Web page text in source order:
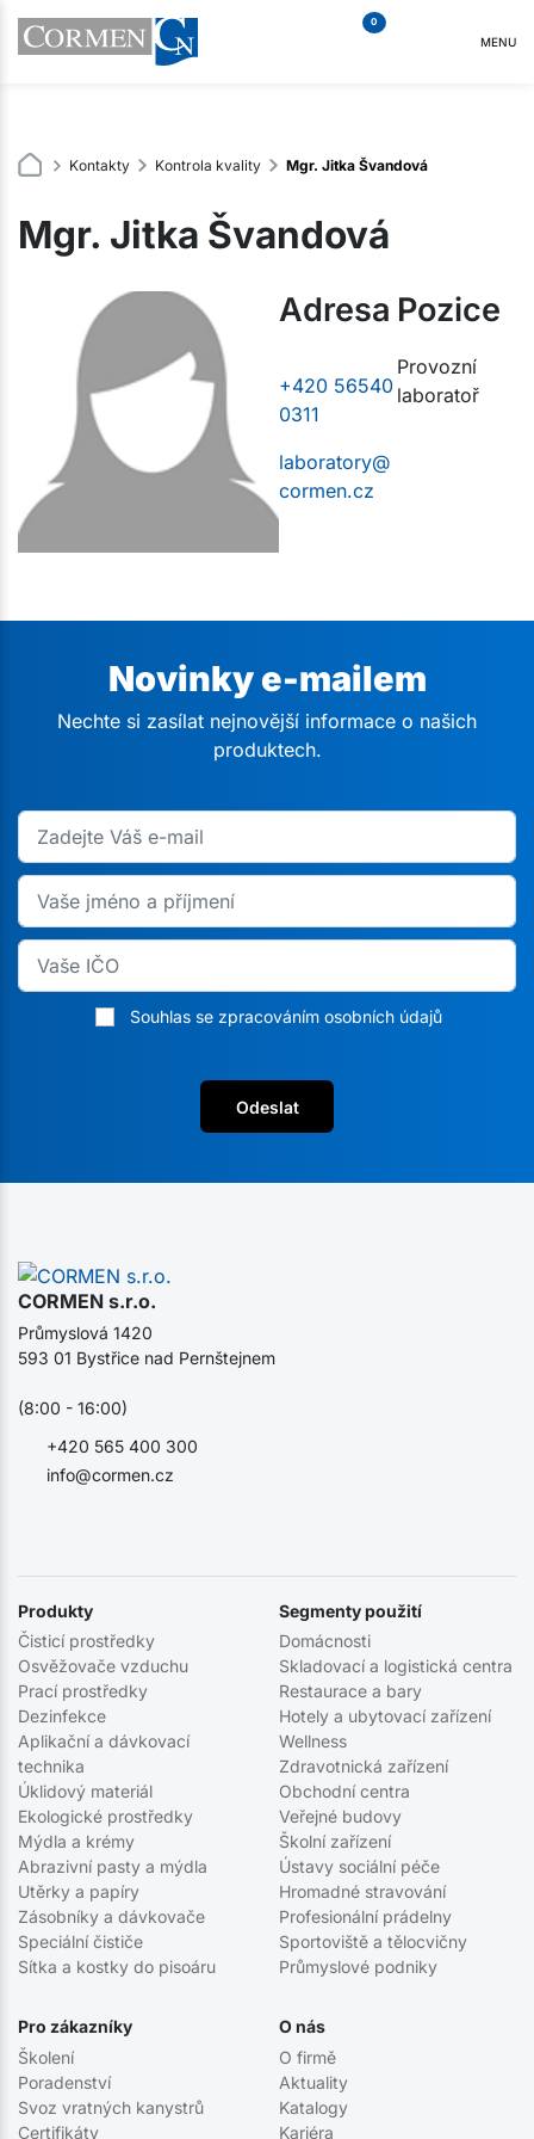
0
MENU
Kontakty Kontrola kvality Mgr. Jitka Švandová
Mgr. Jitka Švandová
Adresa
+420 56540
0311
laboratory@
cormen.cz
Pozice
Provozní
laboratoř
Novinky e-mailem
Nechte si zasílat nejnovější informace o našich
produktech.
Souhlas se zpracováním osobních údajů
Odeslat
CORMEN s.r.o.
info@cormen.cz
+420 565 400 300
Průmyslová 1420
593 01 Bystřice nad Pernštejnem
(8:00 - 16:00)
Produkty
Čisticí prostředky
Osvěžovače vzduchu
Prací prostředky
Dezinfekce
Aplikační a dávkovací
technika
Úklidový materiál
Ekologické prostředky
Mýdla a krémy
Abrazivní pasty a mýdla
Utěrky a papíry
Zásobníky a dávkovače
Speciální čističe
Sítka a kostky do pisoáru
Segmenty použití
Domácnosti
Skladovací a logistická centra
Restaurace a bary
Hotely a ubytovací zařízení
Wellness
Zdravotnická zařízení
Obchodní centra
Veřejné budovy
Školní zařízení
Ústavy sociální péče
Hromadné stravování
Profesionální prádelny
Sportoviště a tělocvičny
Průmyslové podniky
Pro zákazníky
Školení
Poradenství
Svoz vratných kanystrů
Certifikáty
O nás
O firmě
Aktuality
Katalogy
Kariéra